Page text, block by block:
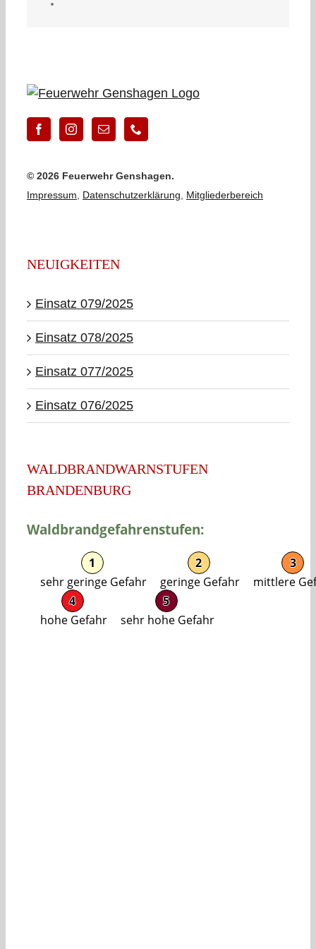
© 2026 Feuerwehr Genshagen.
Impressum
Datenschutzerklärung Mitgliederbereich
NEUIGKEITEN
Einsatz 079/2025
Einsatz 078/2025
Einsatz 077/2025
Einsatz 076/2025
WALDBRANDWARNSTUFEN
BRANDENBURG